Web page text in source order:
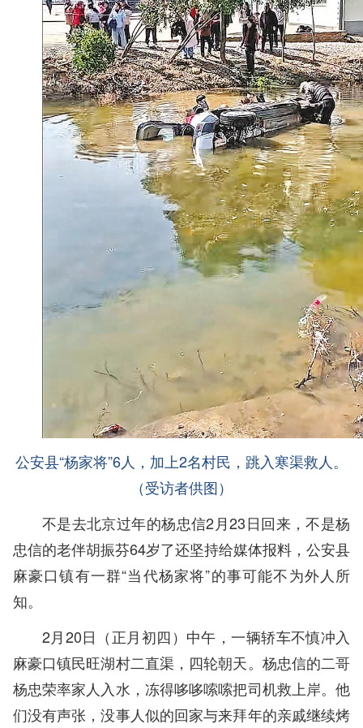
公安县“杨家将”6人，加上2名村民，跳入寒渠救人。
（受访者供图）
不是去北京过年的杨忠信2月23日回来，不是杨
忠信的老伴胡振芬64岁了还坚持给媒体报料，公安县
麻豪口镇有一群“当代杨家将”的事可能不为外人所
知。
2月20日（正月初四）中午，一辆轿车不慎冲入
麻豪口镇民旺湖村二直渠，四轮朝天。杨忠信的二哥
杨忠荣率家人入水，冻得哆哆嗦嗦把司机救上岸。他
们没有声张，没事人似的回家与来拜年的亲戚继续烤